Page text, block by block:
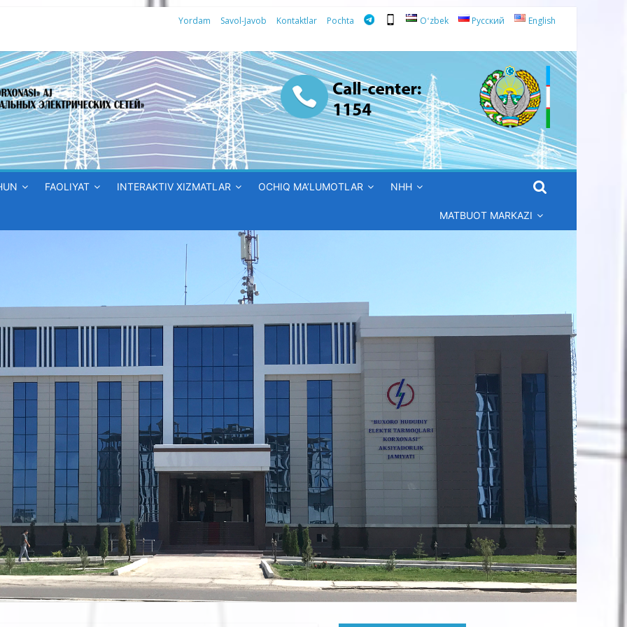
Yordam Savol-Javob Kontaktlar Pochta Oʻzbek Русский English
FAOLIYAT INTERAKTIV XIZMATLAR OCHIQ MA’LUMOTLAR NHH
MATBUOT MARKAZI